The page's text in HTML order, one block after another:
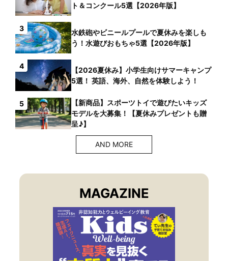
ト＆コンクール5選【2026年版】
3
水鉄砲やビニールプールで夏休みを楽しも
う！水遊びおもちゃ5選【2026年版】
4
【2026夏休み】小学生向けサマーキャンプ
5選！ 英語、海外、自然を体験しよう！
5
【新商品】スポーツトイで遊びたいキッズ
モデルを大募集！【夏休みプレゼントも贈
呈♪】
AND MORE
MAGAZINE